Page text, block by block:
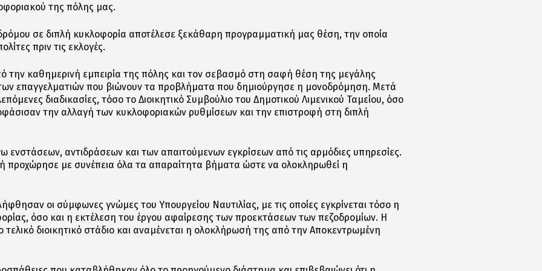
της πόλης μας.
σε διπλή κυκλοφορία αποτέλεσε ξεκάθαρη προγραμματική μας θέση, την οποία
πριν τις εκλογές.
καθημερινή εμπειρία της πόλης και τον σεβασμό στη σαφή θέση της μεγάλης
επαγγελματιών που βιώνουν τα προβλήματα που δημιούργησε η μονοδρόμηση. Μετά
διαδικασίες, τόσο το Διοικητικό Συμβούλιο του Δημοτικού Λιμενικού Ταμείου, όσο
την αλλαγή των κυκλοφοριακών ρυθμίσεων και την επιστροφή στη διπλή
ενστάσεων, αντιδράσεων και των απαιτούμενων εγκρίσεων από τις αρμόδιες υπηρεσίες.
προχώρησε με συνέπεια όλα τα απαραίτητα βήματα ώστε να ολοκληρωθεί η
οι σύμφωνες γνώμες του Υπουργείου Ναυτιλίας, με τις οποίες εγκρίνεται τόσο η
όσο και η εκτέλεση του έργου αφαίρεσης των προεκτάσεων των πεζοδρομίων. Η
τελικό διοικητικό στάδιο και αναμένεται η ολοκλήρωσή της από την Αποκεντρωμένη